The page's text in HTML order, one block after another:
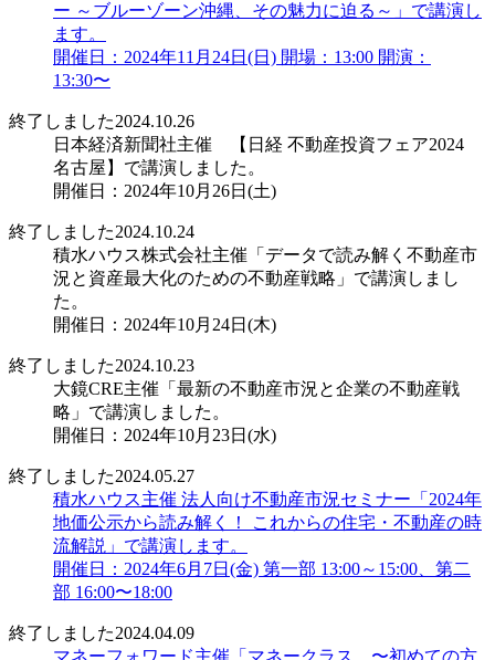
ー ～ブルーゾーン沖縄、その魅力に迫る～」で講演し
ます。
開催日：2024年11月24日(日) 開場：13:00 開演：
13:30〜
終了しました2024.10.26
日本経済新聞社主催 【日経 不動産投資フェア2024
名古屋】で講演しました。
開催日：2024年10月26日(土)
終了しました2024.10.24
積水ハウス株式会社主催「データで読み解く不動産市
況と資産最大化のための不動産戦略」で講演しまし
た。
開催日：2024年10月24日(木)
終了しました2024.10.23
大鏡CRE主催「最新の不動産市況と企業の不動産戦
略」で講演しました。
開催日：2024年10月23日(水)
終了しました2024.05.27
積水ハウス主催 法人向け不動産市況セミナー「2024年
地価公示から読み解く！ これからの住宅・不動産の時
流解説」で講演します。
開催日：2024年6月7日(金) 第一部 13:00～15:00、第二
部 16:00〜18:00
終了しました2024.04.09